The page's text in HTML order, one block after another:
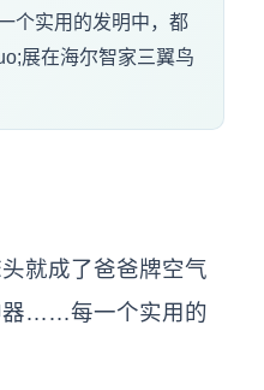
个实用的发明中，都
展在海尔智家三翼鸟
就成了爸爸牌空气
器……每一个实用的